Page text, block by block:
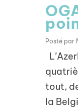
Posté par
tout,
la